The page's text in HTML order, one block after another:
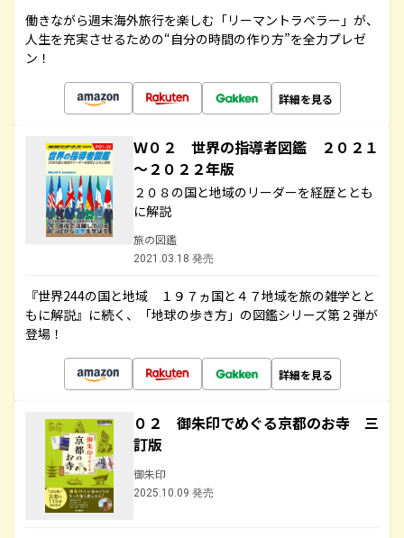
働きながら週末海外旅行を楽しむ「リーマントラベラー」が、
人生を充実させるための“自分の時間の作り方”を全力プレゼ
ン！
詳細を見る
Ｗ０２ 世界の指導者図鑑 ２０２１
～２０２２年版
２０８の国と地域のリーダーを経歴ととも
に解説
旅の図鑑
2021.03.18 発売
『世界244の国と地域 １９７ヵ国と４７地域を旅の雑学とと
もに解説』に続く、「地球の歩き方」の図鑑シリーズ第２弾が
登場！
詳細を見る
０２ 御朱印でめぐる京都のお寺 三
訂版
御朱印
2025.10.09 発売